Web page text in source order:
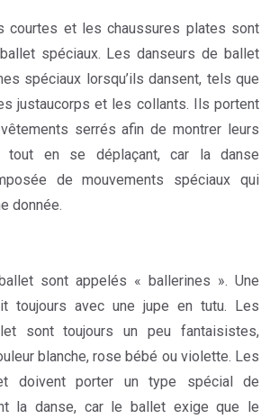
courtes et les chaussures plates sont
spéciaux. Les danseurs de ballet
spéciaux lorsqu’ils dansent, tels que
justaucorps et les collants. Ils portent
serrés afin de montrer leurs
tout en se déplaçant, car la danse
de mouvements spéciaux qui
donnée.
sont appelés « ballerines ». Une
toujours avec une jupe en tutu. Les
sont toujours un peu fantaisistes,
blanche, rose bébé ou violette. Les
doivent porter un type spécial de
la danse, car le ballet exige que le